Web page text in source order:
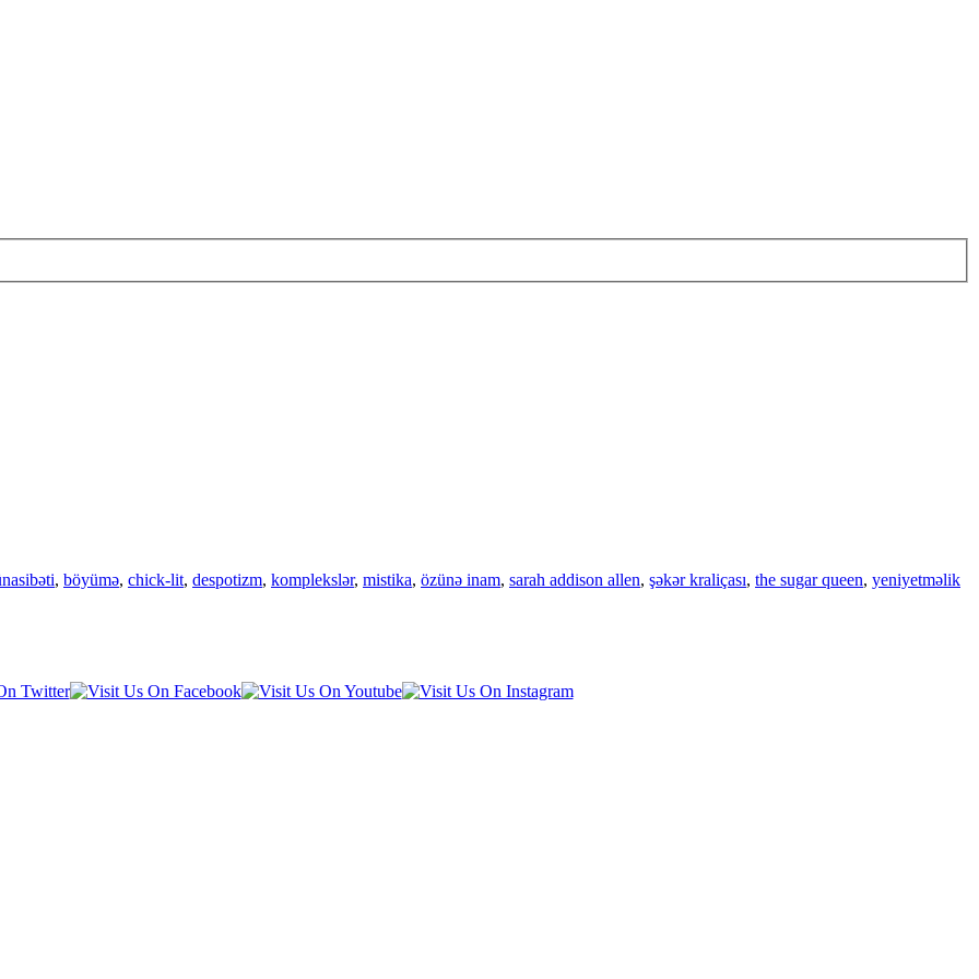
, böyümə, chick-lit, despotizm, komplekslər, mistika, özünə inam, sarah addison allen, şəkər kraliçası, the sugar queen, yeniyetməlik